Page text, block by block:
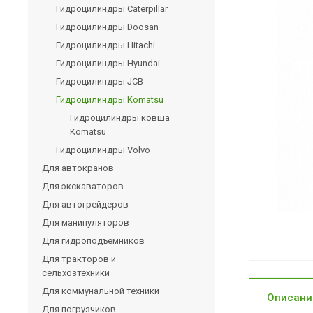
Гидроцилиндры Caterpillar
Гидроцилиндры Doosan
Гидроцилиндры Hitachi
Гидроцилиндры Hyundai
Гидроцилиндры JCB
Гидроцилиндры Komatsu
Гидроцилиндры ковша
Komatsu
Гидроцилиндры Volvo
Для автокранов
Для экскаваторов
Для автогрейдеров
Для манипуляторов
Для гидроподъемников
Для тракторов и
сельхозтехники
Для коммунальной техники
Для погрузчиков